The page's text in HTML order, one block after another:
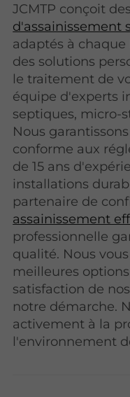
JCMTP conçoit des
d'assainissement
adaptés à chaque
des solutions
le traitement de
équipe d'experts
septiques, micro-
Nous
conforme aux
de 15 ans
installations
partenaire de
assainissement
professionnelle
qualité. Nous
meilleures
satisfaction de
notre démarche.
activement à la
l'environnement